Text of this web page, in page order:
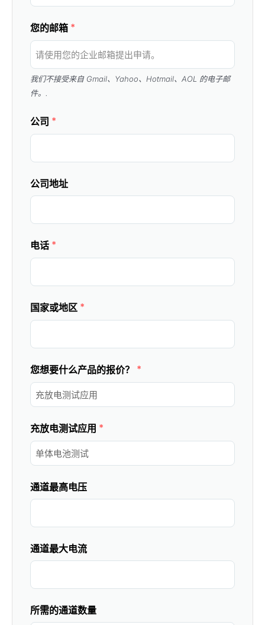
您的邮箱 *
我们不接受来自 Gmail、Yahoo、Hotmail、AOL 的电子邮
件。.
公司 *
公司地址
电话 *
国家或地区 *
您想要什么产品的报价？ *
充放电测试应用 *
通道最高电压
通道最大电流
所需的通道数量